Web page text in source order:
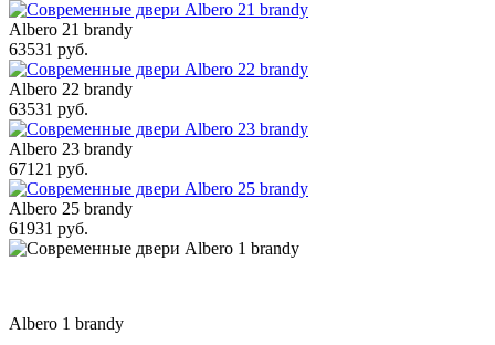
Albero 21 brandy
63531 руб.
Albero 22 brandy
63531 руб.
Albero 23 brandy
67121 руб.
Albero 25 brandy
61931 руб.
Albero 1 brandy